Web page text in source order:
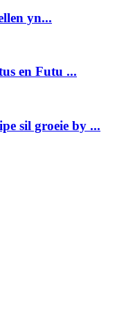
yn...
en Futu ...
sil groeie by ...